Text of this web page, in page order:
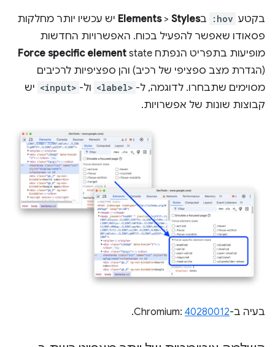
בקטע :hov ב Elements> Styles
יש עכשיו יותר מחלקות
פסאודו שאפשר להפעיל בכוח. האפשרויות החדשות
מופיעות בתפריט הנפתח
Force specific element state
(הגדרת מצב ספציפי של רכיב) והן ספציפיות לרכיבים
מסוימים שתבחרו. לדוגמה, ל- <label> ול- <input> יש
קבוצות שונות של אפשרויות.
בעיה ב-Chromium:40280012
.